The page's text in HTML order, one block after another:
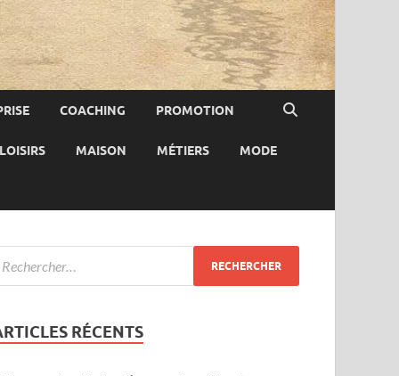
COACHING PROMOTION
LOISIRS MAISON MÉTIERS MODE
RÉCENTS